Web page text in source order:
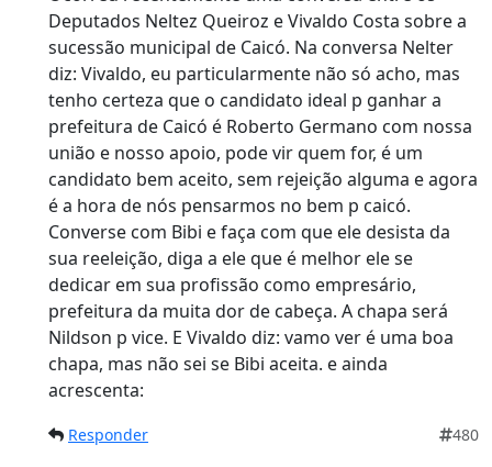
Deputados Neltez Queiroz e Vivaldo Costa sobre a
sucessão municipal de Caicó. Na conversa Nelter
diz: Vivaldo, eu particularmente não só acho, mas
tenho certeza que o candidato ideal p ganhar a
prefeitura de Caicó é Roberto Germano com nossa
união e nosso apoio, pode vir quem for, é um
candidato bem aceito, sem rejeição alguma e agora
é a hora de nós pensarmos no bem p caicó.
Converse com Bibi e faça com que ele desista da
sua reeleição, diga a ele que é melhor ele se
dedicar em sua profissão como empresário,
prefeitura da muita dor de cabeça. A chapa será
Nildson p vice. E Vivaldo diz: vamo ver é uma boa
chapa, mas não sei se Bibi aceita. e ainda
acrescenta:
Responder 480